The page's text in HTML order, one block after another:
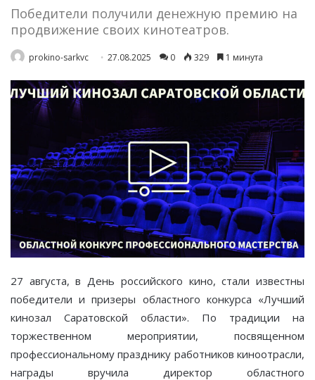
Победители получили денежную премию на
продвижение своих кинотеатров.
prokino-sarkvc 27.08.2025 0 329 1 минута
27 августа, в День российского кино, стали известны
победители и призеры областного конкурса «Лучший
кинозал Саратовской области». По традиции на
торжественном мероприятии, посвященном
профессиональному празднику работников киноотрасли,
награды вручила директор областного